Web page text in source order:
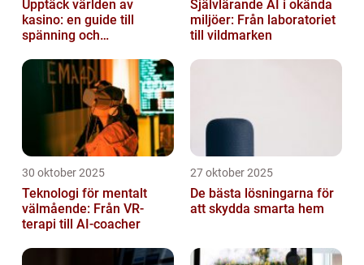
Upptäck världen av
kasino: en guide till
spänning och
Självlärande AI i okända
miljöer: Från laboratoriet
till vildmarken
30 oktober 2025
Teknologi för mentalt
välmående: Från VR-
terapi till AI-coacher
27 oktober 2025
De bästa lösningarna för
att skydda smarta hem